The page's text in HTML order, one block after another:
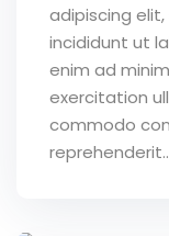
adipiscing
incididunt ut
enim ad
exercitation
commodo